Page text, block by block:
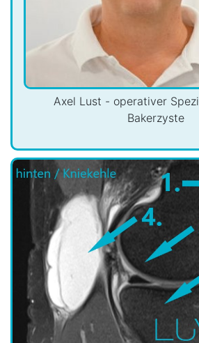
Axel Lust - operativer
Bakerzyste